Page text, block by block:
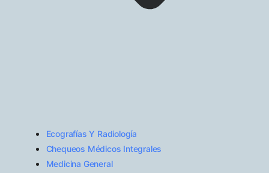
Ecografías Y Radiología
Chequeos Médicos Integrales
Medicina General